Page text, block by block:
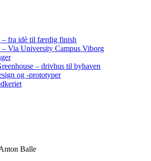
– fra idè til færdig finish
– Via University Campus Viborg
– drivhus til byhaven
og -prototyper
Balle